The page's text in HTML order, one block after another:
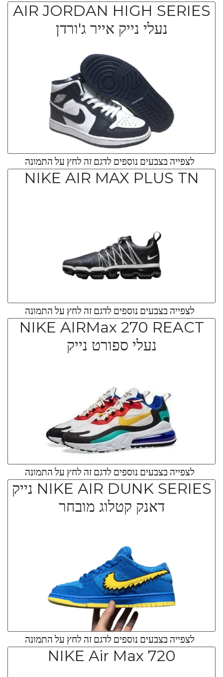
AIR JORDAN HIGH SERIES
נעלי נייק אייר ג'ורדן
לצפייה בצבעים נוספים לדגם זה לחץ על התמונה
NIKE AIR MAX PLUS TN
לצפייה בצבעים נוספים לדגם זה לחץ על התמונה
NIKE AIRMax 270 REACT
נעלי ספורט נייק
לצפייה בצבעים נוספים לדגם זה לחץ על התמונה
NIKE AIR DUNK SERIES נייק
דאנק קטלוג מובחר
לצפייה בצבעים נוספים לדגם זה לחץ על התמונה
NIKE Air Max 720